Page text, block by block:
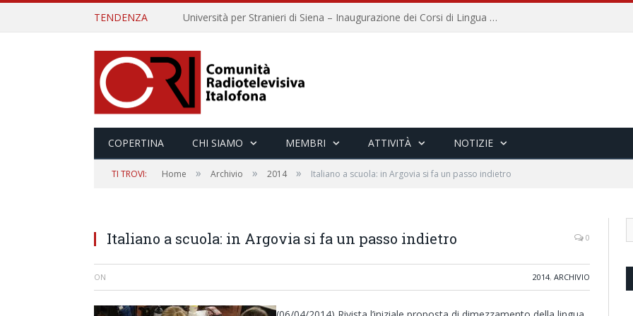
TENDENZA Università per Stranieri di Siena – Inaugurazione dei Corsi di Lingua e Cultura Italiana, 109a annata
COPERTINA CHI SIAMO MEMBRI ATTIVITÀ NOTIZIE
TI TROVI: Home » Archivio » 2014 » Italiano a scuola: in Argovia si fa un passo indietro
Italiano a scuola: in Argovia si fa un passo indietro 0
ON 2014, ARCHIVIO